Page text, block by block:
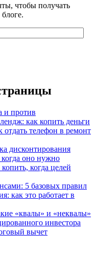
чтобы получать
и против
как копить деньги
телефон в ремонт
дисконтирования
оно нужно
когда целей
5 базовых правил
как это работает в
«квалы» и «неквалы»
инвестора
вычет